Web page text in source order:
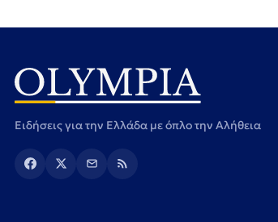
Ειδήσεις για την Ελλάδα με όπλο την Αλήθεια